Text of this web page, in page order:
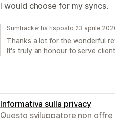
I would choose for my syncs.
Sumtracker ha risposto 23 aprile
Thanks a lot for the wonderful
It's truly an honour to serve
Informativa sulla privacy
Questo sviluppatore non offre